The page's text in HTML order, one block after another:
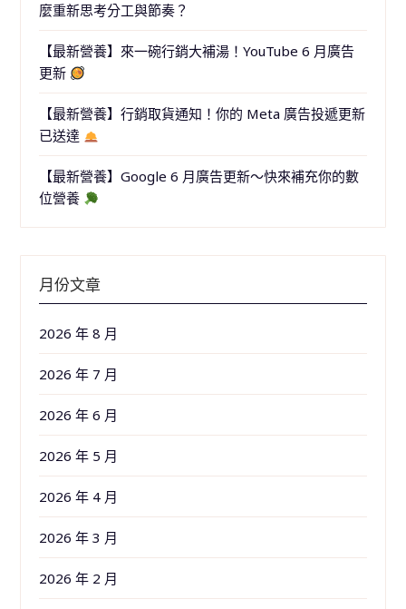
麼重新思考分工與節奏？
【最新營養】來一碗行銷大補湯！YouTube 6 月廣告
更新
【最新營養】行銷取貨通知！你的 Meta 廣告投遞更新
已送達
【最新營養】Google 6 月廣告更新～快來補充你的數
位營養
月份文章
2026 年 8 月
2026 年 7 月
2026 年 6 月
2026 年 5 月
2026 年 4 月
2026 年 3 月
2026 年 2 月